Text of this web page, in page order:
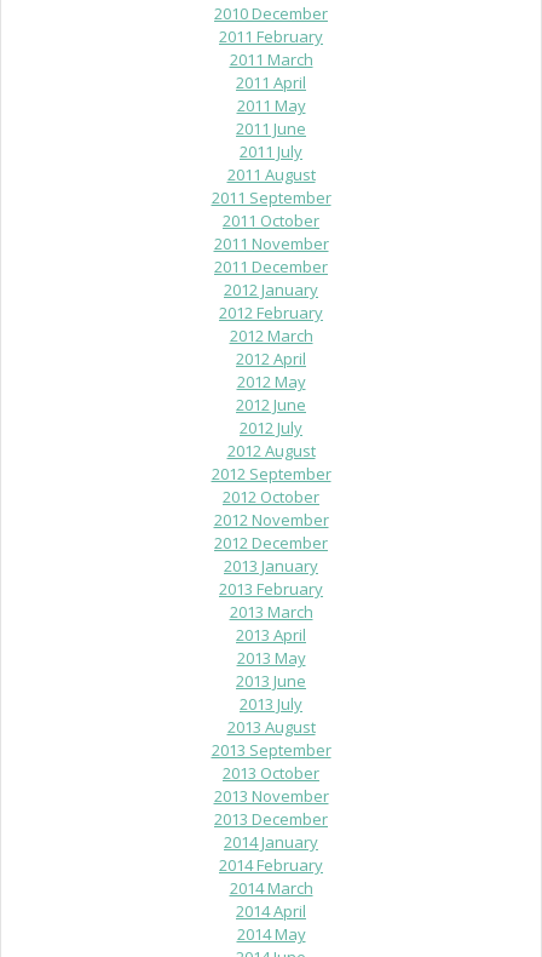
2010 December
2011 February
2011 March
2011 April
2011 May
2011 June
2011 July
2011 August
2011 September
2011 October
2011 November
2011 December
2012 January
2012 February
2012 March
2012 April
2012 May
2012 June
2012 July
2012 August
2012 September
2012 October
2012 November
2012 December
2013 January
2013 February
2013 March
2013 April
2013 May
2013 June
2013 July
2013 August
2013 September
2013 October
2013 November
2013 December
2014 January
2014 February
2014 March
2014 April
2014 May